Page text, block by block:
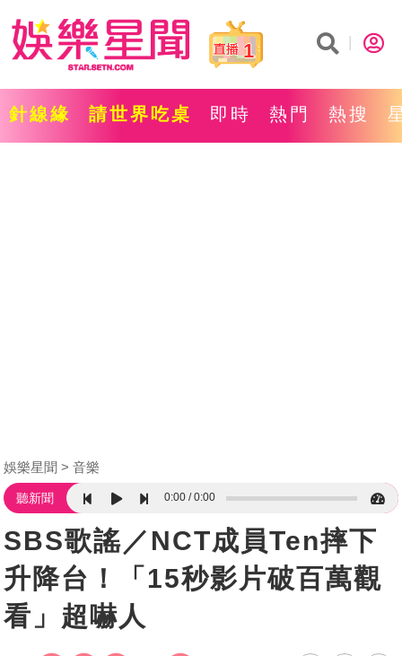
1
針線緣 請世界吃桌 即時 熱門 熱搜
娛樂星聞 音樂
聽新聞 0:00 0:00
SBS歌謠／NCT成員Ten摔下
升降台！「15秒影片破百萬觀
看」超嚇人